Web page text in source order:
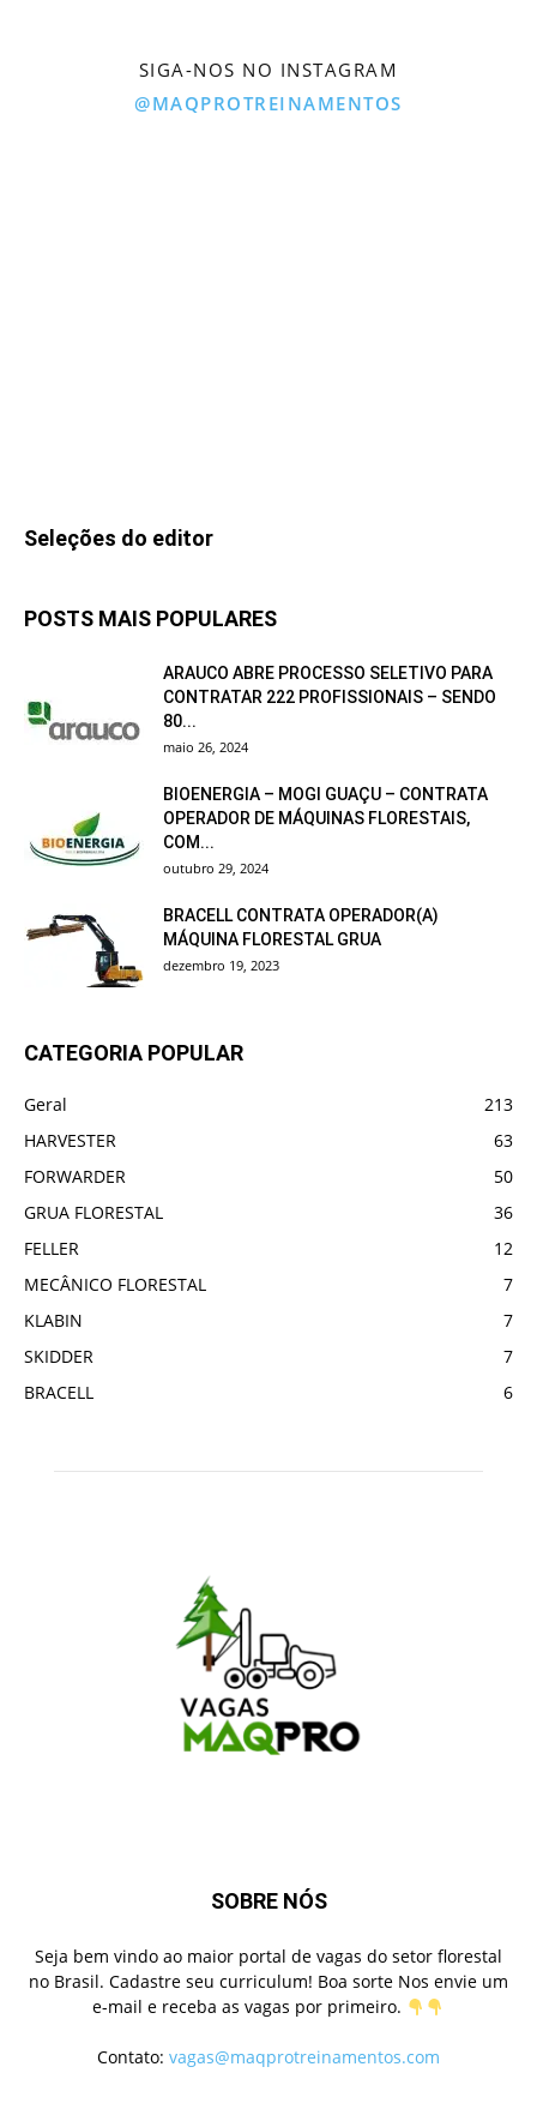
SIGA-NOS NO INSTAGRAM
@MAQPROTREINAMENTOS
Seleções do editor
POSTS MAIS POPULARES
ARAUCO ABRE PROCESSO SELETIVO PARA
CONTRATAR 222 PROFISSIONAIS – SENDO
80...
maio 26, 2024
BIOENERGIA – MOGI GUAÇU – CONTRATA
OPERADOR DE MÁQUINAS FLORESTAIS,
COM...
outubro 29, 2024
BRACELL CONTRATA OPERADOR(A)
MÁQUINA FLORESTAL GRUA
dezembro 19, 2023
CATEGORIA POPULAR
Geral
213
HARVESTER
63
FORWARDER
50
GRUA FLORESTAL
36
FELLER
12
MECÂNICO FLORESTAL
7
KLABIN
7
SKIDDER
7
BRACELL
6
SOBRE NÓS
Seja bem vindo ao maior portal de vagas do setor florestal
no Brasil. Cadastre seu curriculum! Boa sorte Nos envie um
e-mail e receba as vagas por primeiro.
Contato: vagas@maqprotreinamentos.com